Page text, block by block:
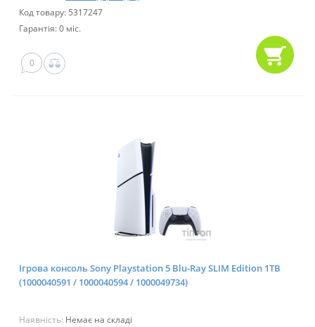
Код товару: 5317247
Гарантія: 0 міс.
0
Ігрова консоль Sony Playstation 5 Blu-Ray SLIM Edition 1TB
(1000040591 / 1000040594 / 1000049734)
Наявність: Немає на складі